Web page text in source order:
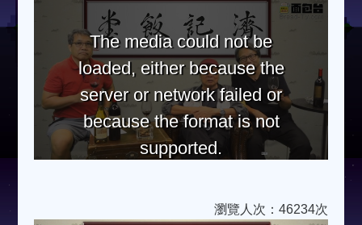
The media could not be
loaded, either because the
server or network failed or
because the format is not
supported.
瀏覽人次：46234次